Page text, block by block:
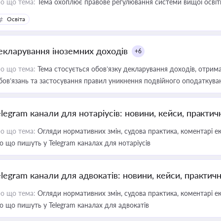
що тема: Тема охоплює правове регулювання системи вищої освіти,
Освіта
іноземних доходів +6
що тема: Тема стосується обов’язку декларування доходів,
та застосування правил уникнення подвійного
канали для нотаріусів: новини, кейси,
що тема: Огляди нормативних змін, судова практика, коментарі
що пишуть у Telegram каналах для нотаріусів
канали для адвокатів: новини, кейси,
що тема: Огляди нормативних змін, судова практика, коментарі
що пишуть у Telegram каналах для адвокатів